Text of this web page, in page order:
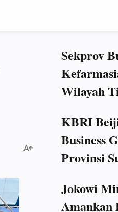
Sekprov
Wilayah
KBRI
Business
Provinsi
Jokowi
Amankan